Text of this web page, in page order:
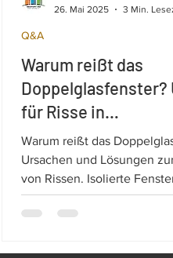
Warum reißt das
Doppelglasfenster?
für Risse in
Warum reißt das
Ursachen und Lösungen
von Rissen. Isolierte
Langlebigkeit und
bekannt, in bestimmten
Ästhetik als auch die
Q&A
26. Mai 2025
3 Min.